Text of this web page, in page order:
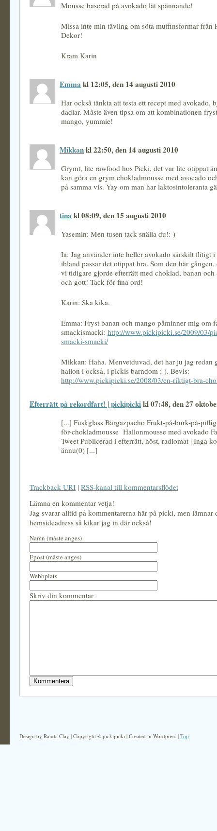
Mousse baserad på avokado lät spännande!
Missa inte min tävling om söta muffinsformar från
Dekor!
Kram Karin
Emma kl 12:05, den 14 augusti 2010
Har också tänkta att testa ett recept med avokado,
dadlar. Måste även tipsa om att kombinationen
mango, yummie!
Mikkankl 22:50, den 14 augusti 2010
Grymt, lite rawfood hos Picki, det var lite otippat
kan göra en grym chokladmousse med avocado
på samma vis. Yay om man har laktosintoleranta
tina kl 08:09, den 15 augusti 2010
Yasemin: Men tusen tack snälla du!:-)
Ia: Jag använder inte heller avokado särskilt flitigt i
ibland passar det otippat bra. Som den här
vi tidigare gjorde efterrätt med choklad, banan och
och gott! Tack för fina ord!
Karin: Ska kika.
Emma: Fryst banan och mango påminner mig om
smackismacki: http://www.pickipicki.se/2009/03/
smacki-smacki/
Mikkan: Haha. Menvetduvad, det har ju jag redan
hallon i också, i pickis barndom ;-). Bevis:
http://www.pickipicki.se/2008/03/en-riktigt-bra-
Efterrätt på rekordfart! | pickipickikl 07:48, den 27
[...] Fuskglass Bärgazpacho Frukt-på-burk-på-
för-chokladmousse Hallonmousse med avokado
Tweet Publicerad i efterrätt, höst, radiomat | Inga
ännu(0) [...]
Trackback URI | RSS-kanal till kommentarsflödet
Lämna en kommentar vetja!
Jag svarar alltid på kommentarerna här på picki, men lämnar
hemsideadress så kikar jag in där också!
Namn (måste anges)
Epost (måste anges)
Webbplats
Skriv din kommentar
Design by Randa Clay | Copyright © pickipicki | Created in Wordpress | Top